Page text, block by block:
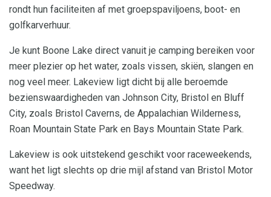
rondt hun faciliteiten af ​​met groepspaviljoens, boot- en
golfkarverhuur.
Je kunt Boone Lake direct vanuit je camping bereiken voor
meer plezier op het water, zoals vissen, skiën, slangen en
nog veel meer. Lakeview ligt dicht bij alle beroemde
bezienswaardigheden van Johnson City, Bristol en Bluff
City, zoals Bristol Caverns, de Appalachian Wilderness,
Roan Mountain State Park en Bays Mountain State Park.
Lakeview is ook uitstekend geschikt voor raceweekends,
want het ligt slechts op drie mijl afstand van Bristol Motor
Speedway.